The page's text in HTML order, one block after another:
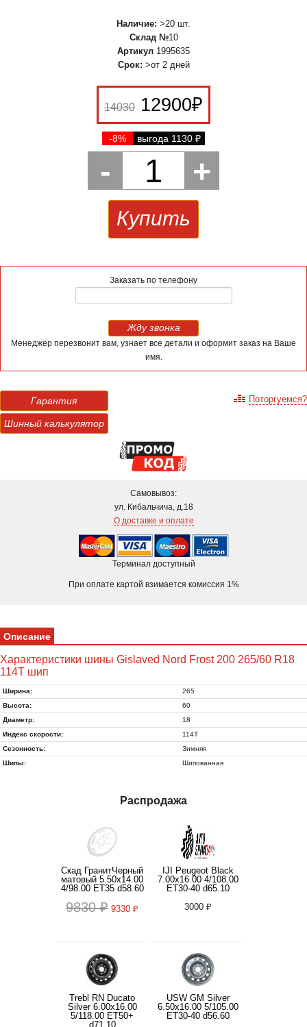
Наличие: >20 шт.
Склад №10
Артикул 1995635
Срок: >от 2 дней
14030 12900₽
-8% выгода 1130 ₽
- 1 +
Купить
Заказать по телефону
Жду звонка
Менеджер перезвонит вам, узнает все детали и оформит заказ на Ваше
имя.
Гарантия
Шинный калькулятор
Поторгуемся?
Самовывоз:
ул. Кибальчича, д.18
О доставке и оплате
Терминал доступный
При оплате картой взимается комиссия 1%
Описание
Характеристики шины Gislaved Nord Frost 200 265/60 R18
114T шип
Ширина:
265
Высота:
60
Диаметр:
18
Индекс скорости:
114T
Сезонность:
Зимняя
Шипы:
Шипованная
Распродажа
Скад ГранитЧерный
матовый 5.50x14.00
4/98.00 ET35 d58.60
9830 ₽ 9330 ₽
IJI Peugeot Black
7.00x16.00 4/108.00
ET30-40 d65.10
3000 ₽
Trebl RN Ducato
Silver 6.00x16.00
5/118.00 ET50+
d71.10
USW GM Silver
6.50x16.00 5/105.00
ET30-40 d56.60